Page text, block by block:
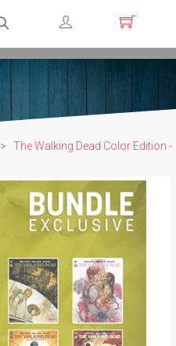
Registrati
>
The Walking Dead Color Edition -